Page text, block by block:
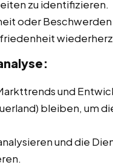
zu identifizieren.
oder
und
bleiben, um
und die